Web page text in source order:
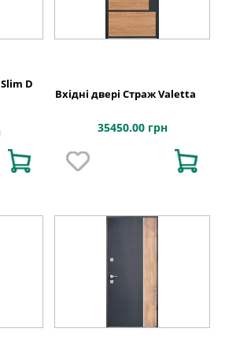
D
Вхідні двері Страж Valetta
35450.00 грн